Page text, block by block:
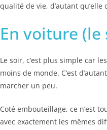
qualité de vie, d’autant
En voiture (le
Le soir, c’est plus simple car
moins de monde. C’est
marcher un peu.
Coté embouteillage, ce n’est
avec exactement les mêmes